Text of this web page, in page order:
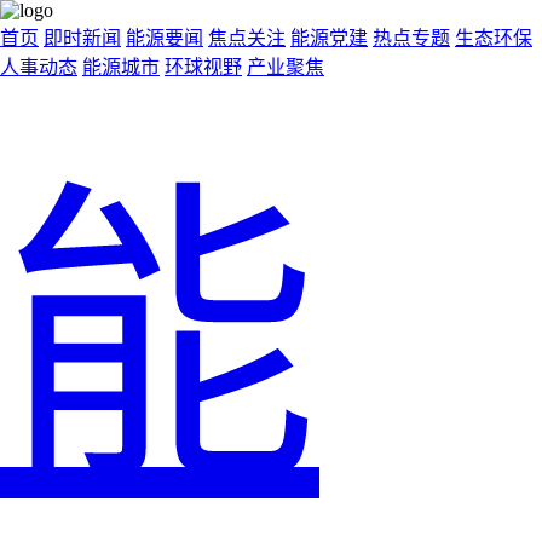
首页 即时新闻 能源要闻 焦点关注 能源党建 热点专题 生态环保
人事动态 能源城市 环球视野 产业聚焦
能